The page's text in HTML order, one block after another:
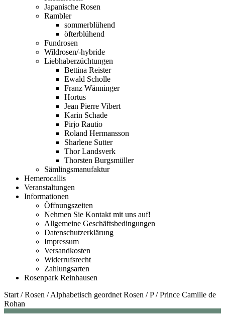
Japanische Rosen
Rambler
sommerblühend
öfterblühend
Fundrosen
Wildrosen/-hybride
Liebhaberzüchtungen
Bettina Reister
Ewald Scholle
Franz Wänninger
Hortus
Jean Pierre Vibert
Karin Schade
Pirjo Rautio
Roland Hermansson
Sharlene Sutter
Thor Landsverk
Thorsten Burgsmüller
Sämlingsmanufaktur
Hemerocallis
Veranstaltungen
Informationen
Öffnungszeiten
Nehmen Sie Kontakt mit uns auf!
Allgemeine Geschäftsbedingungen
Datenschutzerklärung
Impressum
Versandkosten
Widerrufsrecht
Zahlungsarten
Rosenpark Reinhausen
Start /Rosen /Alphabetisch geordnet Rosen /P/Prince Camille de
Rohan